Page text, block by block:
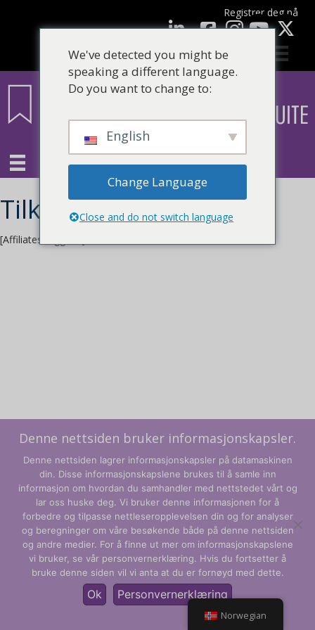
Registrer deg nå
LinkedInFacebook YouTube
Tilknyttet pålogging
[AffiliatesLogg inn]
Vilkår og betingelser
Personvernregler
© CLARITY Learning Suite Global Inc. Med enerett.
Norwegian
We've detected you might be
speaking a different language.
Do you want to change to:
English
Change Language
Close and do not switch language
Denne nettsiden bruker informasjonskapsler.
Denne nettsiden lagrer informasjonskapsler på datamaskinen
din. Disse informasjonskapslene brukes til å samle inn
informasjon om hvordan du samhandler med nettstedet vårt og
lar oss huske deg. Vi bruker denne informasjonen for å
forbedre og tilpasse nettleseropplevelsen din og for analyser
og beregninger om våre besøkende både på denne nettsiden
og andre medier. For å finne ut mer om informasjonskapslene
vi bruker, se vår personvernerklæring. Hvis du fortsetter å
bruke denne siden vil vi anta at du er fornøyd med dette.
Ok Personvernerklæring